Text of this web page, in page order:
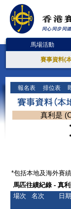
馬場活動
賽事資料(
報名表 排位表
真利是
*包括本地及海外賽
馬匹往績紀錄 - 真
場次
名次 日期